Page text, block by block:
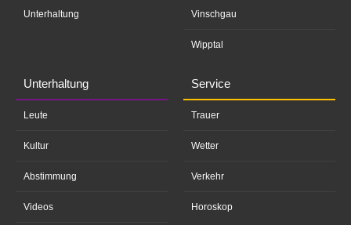
Unterhaltung Vinschgau
Wipptal
Unterhaltung
Leute
Kultur
Abstimmung
Videos
Service
Trauer
Wetter
Verkehr
Horoskop